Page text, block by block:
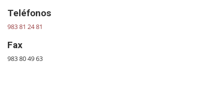
Teléfonos
983 81 24 81
Fax
983 80 49 63